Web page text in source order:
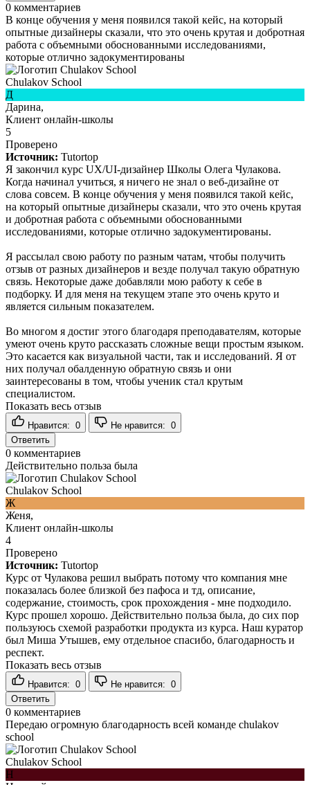
0 комментариев
В конце обучения у меня появился такой кейс, на который
опытные дизайнеры сказали, что это очень крутая и добротная
работа с объемными обоснованными исследованиями,
которые отлично задокументированы
Chulakov School
Д
Дарина,
Клиент онлайн-школы
5
Проверено
Источник: Tutortop
Я закончил курс UX/UI-дизайнер Школы Олега Чулакова.
Когда начинал учиться, я ничего не знал о веб-дизайне от
слова совсем. В конце обучения у меня появился такой кейс,
на который опытные дизайнеры сказали, что это очень крутая
и добротная работа с объемными обоснованными
исследованиями, которые отлично задокументированы.
Я рассылал свою работу по разным чатам, чтобы получить
отзыв от разных дизайнеров и везде получал такую обратную
связь. Некоторые даже добавляли мою работу к себе в
подборку. И для меня на текущем этапе это очень круто и
является сильным показателем.
Во многом я достиг этого благодаря преподавателям, которые
умеют очень круто рассказать сложные вещи простым языком.
Это касается как визуальной части, так и исследований. Я от
них получал обалденную обратную связь и они
заинтересованы в том, чтобы ученик стал крутым
специалистом.
Показать весь отзыв
Нравится: 0 Не нравится: 0
Ответить
0 комментариев
Действительно польза была
Chulakov School
Ж
Женя,
Клиент онлайн-школы
4
Проверено
Источник: Tutortop
Курс от Чулакова решил выбрать потому что компания мне
показалась более близкой без пафоса и тд, описание,
содержание, стоимость, срок прохождения - мне подходило.
Курс прошел хорошо. Действительно польза была, до сих пор
пользуюсь схемой разработки продукта из курса. Наш куратор
был Миша Утышев, ему отдельное спасибо, благодарность и
респект.
Показать весь отзыв
Нравится: 0 Не нравится: 0
Ответить
0 комментариев
Передаю огромную благодарность всей команде chulakov
school
Chulakov School
Н